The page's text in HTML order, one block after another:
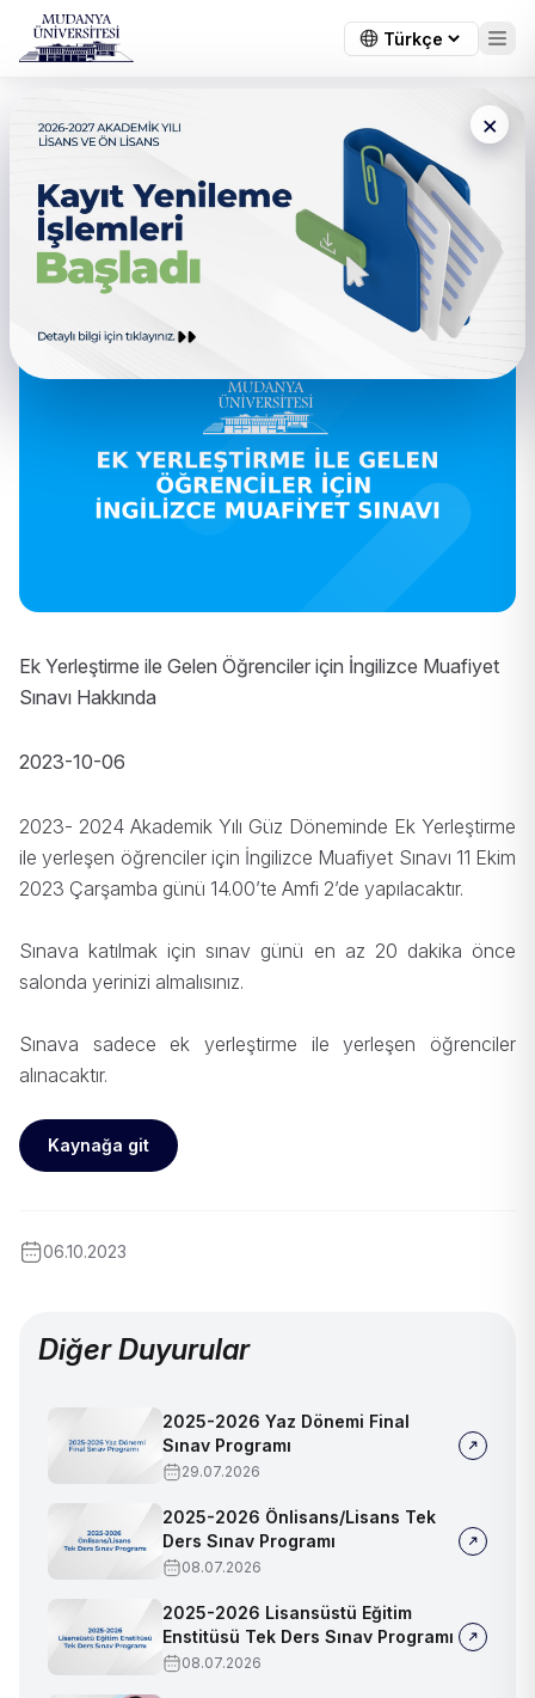
×
← Tüm duyurular
Ek Yerleştirme ile Gelen
Öğrenciler için İngilizce
Muafiyet Sınavı Hakkında
Ek Yerleştirme ile Gelen Öğrenciler için İngilizce Muafiyet
Sınavı Hakkında
2023-10-06
2023- 2024 Akademik Yılı Güz Döneminde Ek Yerleştirme
ile yerleşen öğrenciler için İngilizce Muafiyet Sınavı 11 Ekim
2023 Çarşamba günü 14.00’te Amfi 2’de yapılacaktır.
Sınava katılmak için sınav günü en az 20 dakika önce
salonda yerinizi almalısınız.
Sınava sadece ek yerleştirme ile yerleşen öğrenciler
alınacaktır.
Kaynağa git
06.10.2023
Diğer Duyurular
2025-2026 Yaz Dönemi Final
Sınav Programı
29.07.2026
2025-2026 Önlisans/Lisans Tek
Ders Sınav Programı
08.07.2026
2025-2026 Lisansüstü Eğitim
Enstitüsü Tek Ders Sınav Programı
08.07.2026